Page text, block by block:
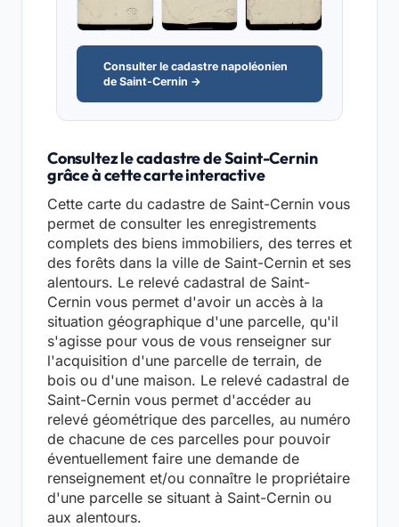
Consulter le cadastre napoléonien
de Saint-Cernin →
Consultez le cadastre de Saint-Cernin
grâce à cette carte interactive
Cette carte du cadastre de Saint-Cernin vous
permet de consulter les enregistrements
complets des biens immobiliers, des terres et
des forêts dans la ville de Saint-Cernin et ses
alentours. Le relevé cadastral de Saint-
Cernin vous permet d'avoir un accès à la
situation géographique d'une parcelle, qu'il
s'agisse pour vous de vous renseigner sur
l'acquisition d'une parcelle de terrain, de
bois ou d'une maison. Le relevé cadastral de
Saint-Cernin vous permet d'accéder au
relevé géométrique des parcelles, au numéro
de chacune de ces parcelles pour pouvoir
éventuellement faire une demande de
renseignement et/ou connaître le propriétaire
d'une parcelle se situant à Saint-Cernin ou
aux alentours.